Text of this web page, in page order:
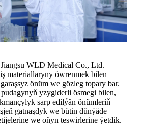
WLD Medical Co., Ltd.
materiallaryny öwrenmek bilen
önüm we gözleg topary bar.
yzygiderli ösmegi bilen,
sarp edilýän önümleriň
gatnaşdyk we bütin dünýäde
we oňyn teswirlerine ýetdik.